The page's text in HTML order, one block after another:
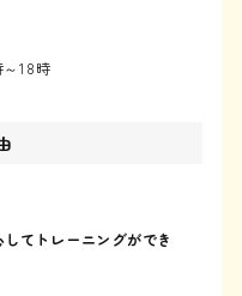
18時
てトレーニングができ